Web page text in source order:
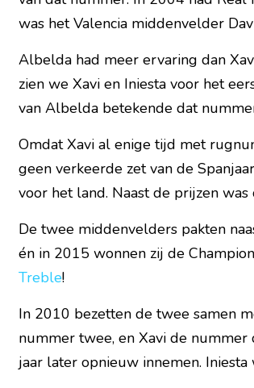
was het Valencia middenvelder
Albelda had meer ervaring dan
zien we Xavi en Iniesta voor het
van Albelda betekende dat
Omdat Xavi al enige tijd met
geen verkeerde zet van de
voor het land. Naast de prijzen was
De twee middenvelders pakten
én in 2015 wonnen zij de
Treble!
In 2010 bezetten de twee samen
nummer twee, en Xavi de nummer
jaar later opnieuw innemen.